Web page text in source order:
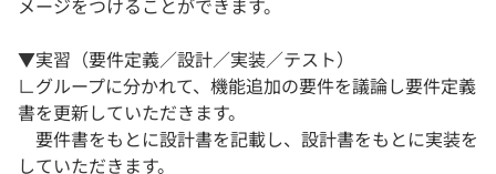
メージをつけることができます。
▼実習（要件定義／設計／実装／テスト）
∟グループに分かれて、機能追加の要件を議論し要件定義
書を更新していただきます。
要件書をもとに設計書を記載し、設計書をもとに実装を
していただきます。